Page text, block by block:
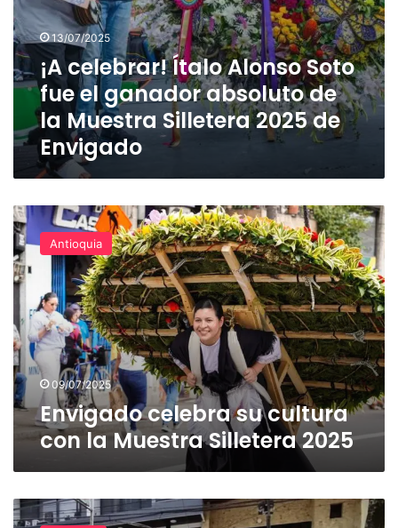
Silletera
2025
de
Envigado
13/07/2025
¡A celebrar! Ítalo Alonso Soto
fue el ganador absoluto de
la Muestra Silletera 2025 de
Envigado
Envigado
celebra
su
cultura
con
la
Muestra
Silletera
2025
Antioquia
09/07/2025
Envigado celebra su cultura
con la Muestra Silletera 2025
¡Saque
el